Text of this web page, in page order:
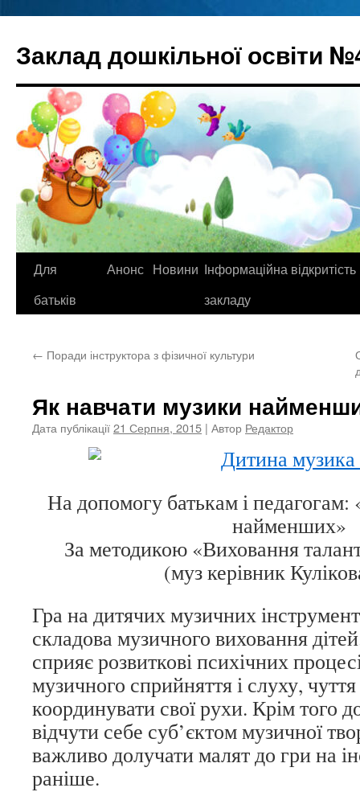
вмісту
Заклад дошкільної освіти
Для
батьків
Анонс Новини Інформаційна відкритість
закладу
← Поради інструктора з фізичної культури
Як навчати музики
Дата публікації21 Серпня, 2015 | Автор Редактор
На допомогу батькам і
найменших»
За методикою «Виховання
(муз керівник
Гра на дитячих музичних
складова музичного виховання
сприяє розвиткові психічних
музичного сприйняття і слуху,
координувати свої рухи. Крім того
відчути себе суб’єктом музичної
важливо долучати малят до гри на
раніше.